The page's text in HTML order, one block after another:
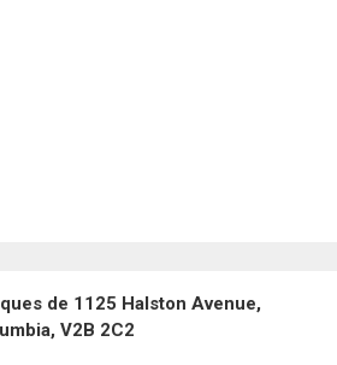
de 1125 Halston Avenue,
V2B 2C2